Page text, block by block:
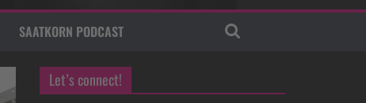
SAATKORN PODCAST
Let’s connect!